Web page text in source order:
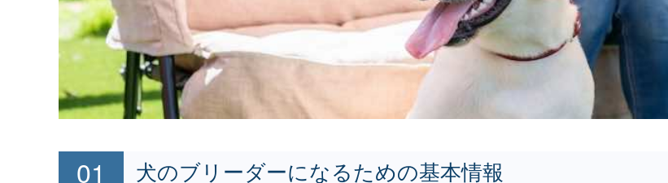
犬のブリーダーになるための基本情報